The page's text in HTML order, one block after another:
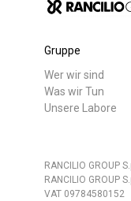
Gruppe
Wer wir sind
Was wir Tun
Unsere Labore
RANCILIO GROUP
RANCILIO GROUP
VAT 09784580152